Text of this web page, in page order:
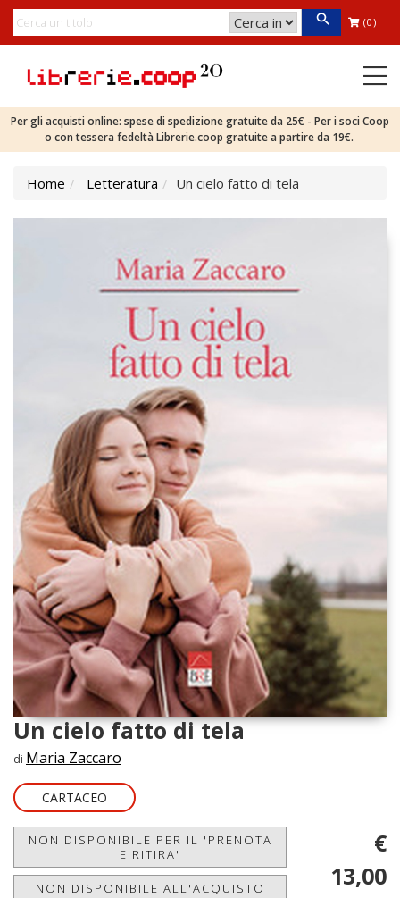
(0)
Per gli acquisti online: spese di spedizione gratuite da 25€ - Per i soci Coop
o con tessera fedeltà Librerie.coop gratuite a partire da 19€.
Home Letteratura Un cielo fatto di tela
Un cielo fatto di tela
di Maria Zaccaro
CARTACEO
NON DISPONIBILE PER IL 'PRENOTA
E RITIRA'
NON DISPONIBILE ALL'ACQUISTO
€
13,00